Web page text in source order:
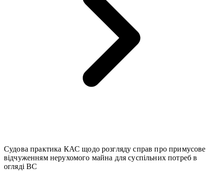
Судова практика КАС щодо розгляду справ про примусове
відчуженням нерухомого майна для суспільних потреб в
огляді ВС